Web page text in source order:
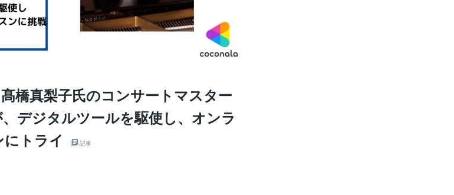
髙橋真梨子氏のコンサートマスター
デジタルツールを駆使し、オンラ
トライ
記事